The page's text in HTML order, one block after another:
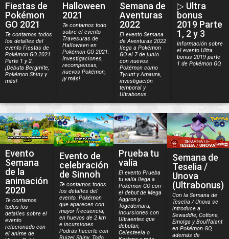
Fiestas de
Pokémon
GO 2021
Te contamos todos
los detalles del
evento Fiestas de
Pokémon GO 2021
Parte 1 y 2.
¡Debuta Bergmite,
Pokémon Shiny y
más!
Halloween
2021
Te contamos todo
sobre el evento
Travesuras de
Halloween en
Pokémon GO 2021.
Investigaciones,
recompensas,
nuevos Pokémon,
¡y más!
Semana de
Aventuras
2022
El evento Semana
de Aventuras 2022
llega a Pokémon
GO el 7 de junio
con nuevos
Pokémon como
Tyrunt y Amaura,
investigación
temporal y
Ultrabonus.
▷ Ultra
bonus
2019 Parte
1, 2 y 3
Información sobre
el evento Ultra
bonus 2019 parte
1 de Pokémon GO.
Evento
Semana
de la
animación
2020
Te contamos
todos los
detalles sobre el
evento
relacionado con
el anime de
Evento de
celebración
de Sinnoh
Te contamos todos
los detalles del
evento. Pokémon
que aparecen con
mayor frecuencia,
en huevos de 2 km
e incursiones.
Podrás hacerte con
Prueba tu
valía
El evento Prueba
tu valía llega a
Pokémon GO con
el debut de Mega
Aggron y
Togedemaru,
incursiones con
Ultraentes que
debutan,
Celesteela o
Semana de
Teselia /
Unova
(Ultrabonus)
Con la Semana de
Teselia / Unova se
introduce a
Sewaddle, Cottone,
Emolga y Bouffalant
en Pokémon GO,
además de